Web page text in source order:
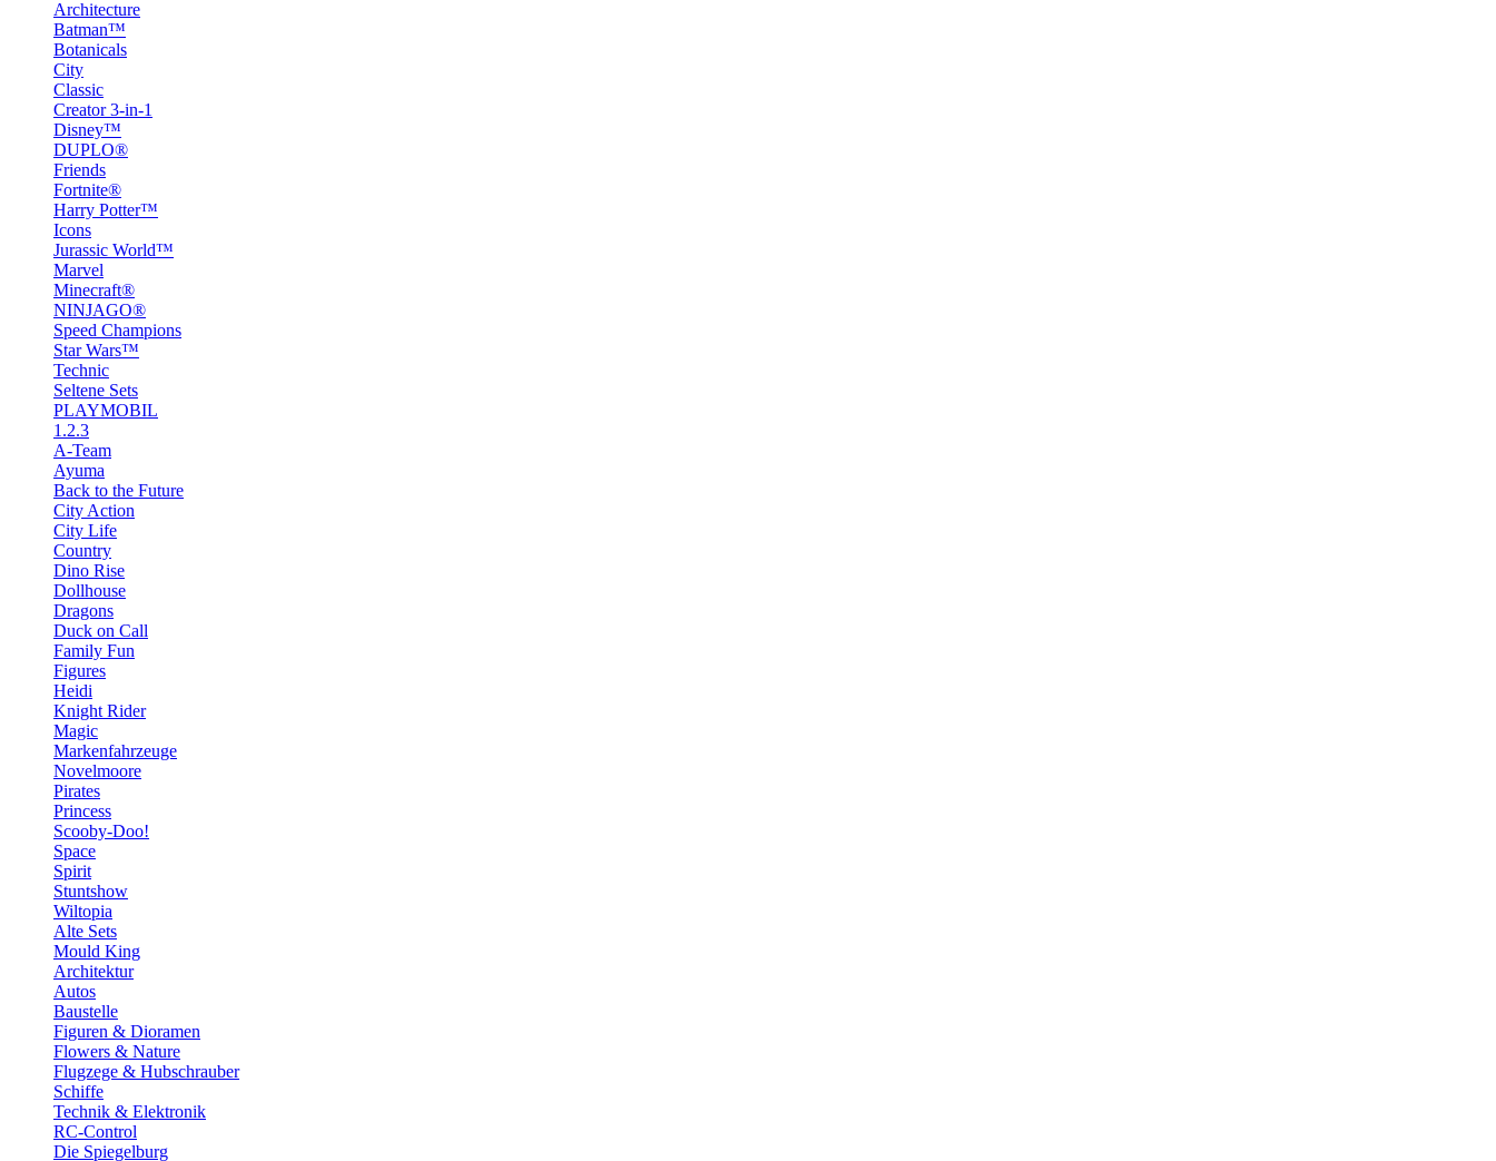
Architecture
Batman™
Botanicals
City
Classic
Creator 3-in-1
Disney™
DUPLO®
Friends
Fortnite®
Harry Potter™
Icons
Jurassic World™
Marvel
Minecraft®
NINJAGO®
Speed Champions
Star Wars™
Technic
Seltene Sets
PLAYMOBIL
1.2.3
A-Team
Ayuma
Back to the Future
City Action
City Life
Country
Dino Rise
Dollhouse
Dragons
Duck on Call
Family Fun
Figures
Heidi
Knight Rider
Magic
Markenfahrzeuge
Novelmoore
Pirates
Princess
Scooby-Doo!
Space
Spirit
Stuntshow
Wiltopia
Alte Sets
Mould King
Architektur
Autos
Baustelle
Figuren & Dioramen
Flowers & Nature
Flugzege & Hubschrauber
Schiffe
Technik & Elektronik
RC-Control
Die Spiegelburg